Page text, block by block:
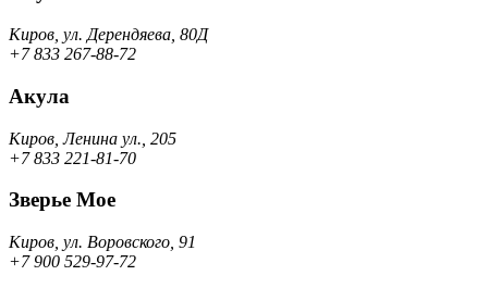
Киров, ул. Дерендяева, 80Д
+7 833 267-88-72
Акула
Киров, Ленина ул., 205
+7 833 221-81-70
Зверье Мое
Киров, ул. Воровского, 91
+7 900 529-97-72